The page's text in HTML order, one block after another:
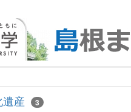
産 3